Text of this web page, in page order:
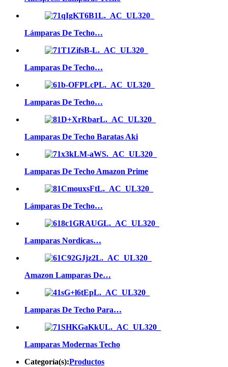
Lámparas De Techo…
Lamparas De Techo…
Lamparas De Techo…
Lamparas De Techo Baratas Aki
Lamparas De Techo Amazon Prime
Lámparas De Techo…
Lamparas Nordicas…
Amazon Lamparas De…
Lamparas De Techo Para…
Lamparas Modernas Techo
Categoría(s):Productos